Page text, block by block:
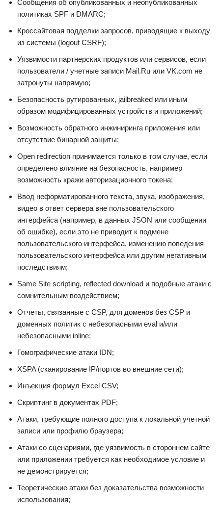
Сообщения об опубликованных и неопубликованных
политиках SPF и DMARC;
Кроссайтовая подделки запросов, приводящие к выходу
из системы (logout CSRF);
Уязвимости партнерских продуктов или сервисов, если
пользователи / учетные записи Mail.Ru или VK.com не
затронуты напрямую;
Безопасность рутированных, jailbreaked или иным
образом модифицированных устройств и приложений;
Возможность обратного инжиниринга приложения или
отсутствие бинарной защиты;
Open redirection принимается только в том случае, если
определено влияние на безопасность, например
возможность кражи авторизационного токена;
Ввод неформатированного текста, звука, изображения,
видео в ответ сервера вне пользовательского
интерфейса (например, в данных JSON или сообщении
об ошибке), если это не приводит к подмене
пользовательского интерфейса, изменению поведения
пользовательского интерфейса или другим негативным
последствиям;
Same Site scripting, reflected download и подобные атаки с
сомнительным воздействием;
Отчеты, связанные с CSP, для доменов без CSP и
доменных политик с небезопасными eval и/или
небезопасными inline;
Гомографические атаки IDN;
XSPA (сканирование IP/портов во внешние сети);
Инъекция формул Excel CSV;
Скриптинг в документах PDF;
Атаки, требующие полного доступа к локальной учетной
записи или профилю браузера;
Атаки со сценариями, где уязвимость в стороннем сайте
или приложении требуется как необходимое условие и
не демонстрируется;
Теоретические атаки без доказательства возможности
использования;